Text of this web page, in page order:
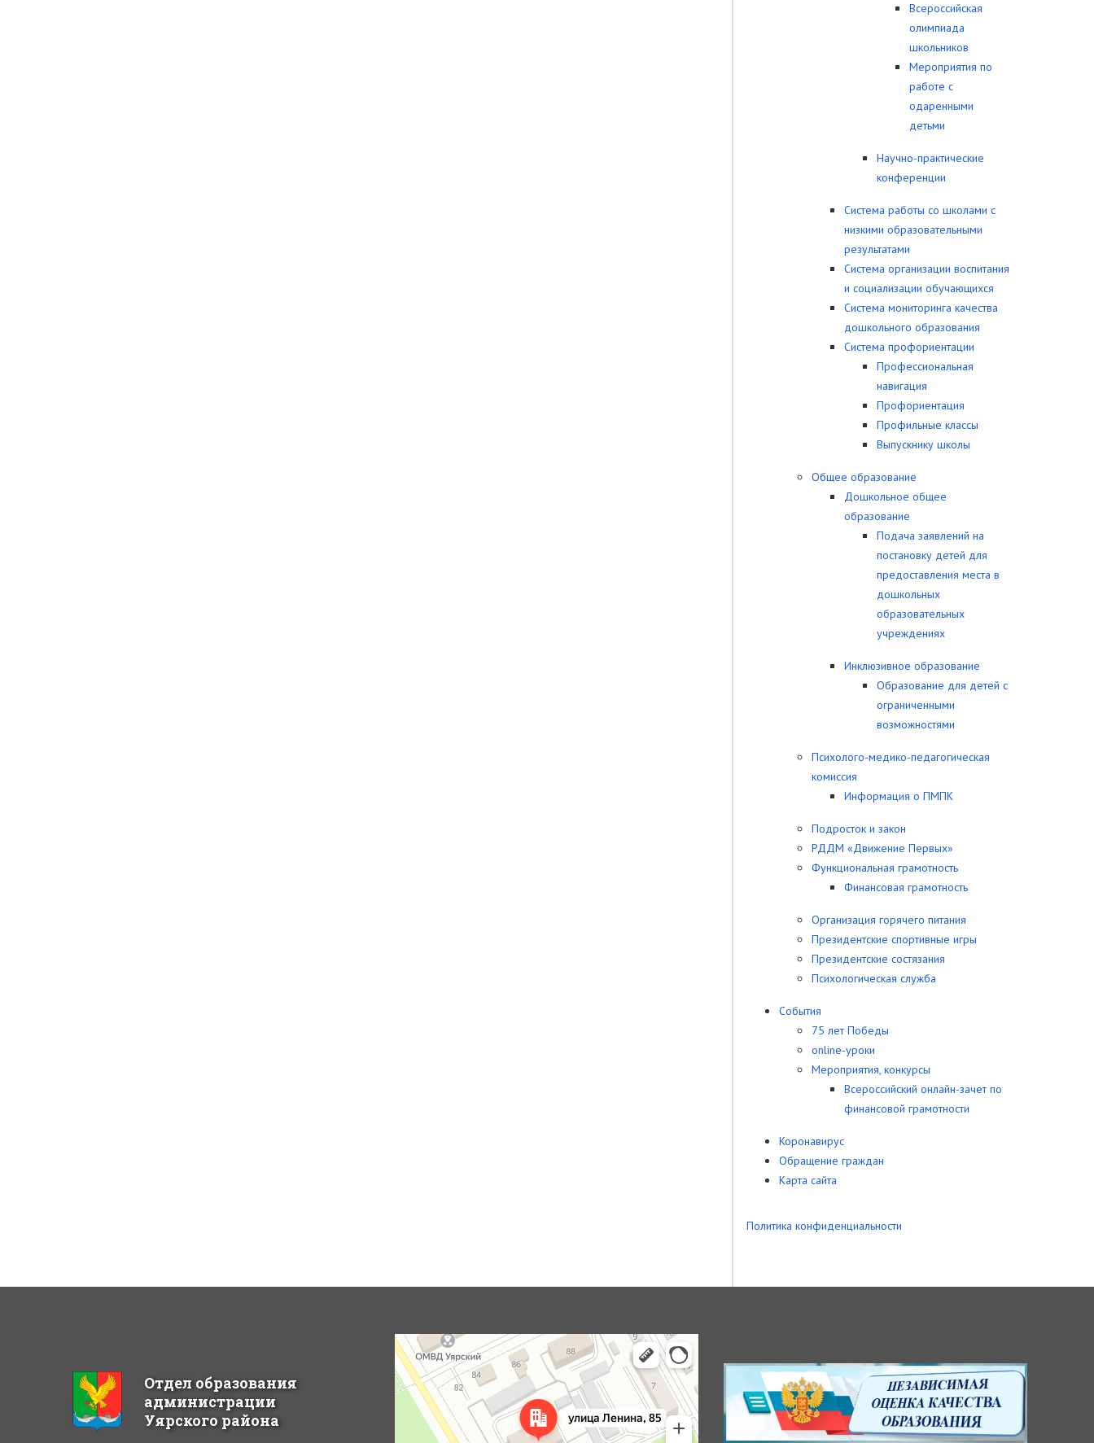
Всероссийская
олимпиада
школьников
Мероприятия по
работе с
одаренными
детьми
Научно-практические
конференции
Система работы со школами с
низкими образовательными
результатами
Система организации воспитания
и социализации обучающихся
Система мониторинга качества
дошкольного образования
Система профориентации
Профессиональная
навигация
Профориентация
Профильные классы
Выпускнику школы
Общее образование
Дошкольное общее
образование
Подача заявлений на
постановку детей для
предоставления места в
дошкольных
образовательных
учреждениях
Инклюзивное образование
Образование для детей с
ограниченными
возможностями
Психолого-медико-педагогическая
комиссия
Информация о ПМПК
Подросток и закон
РДДМ «Движение Первых»
Функциональная грамотность
Финансовая грамотность
Организация горячего питания
Президентские спортивные игры
Президентские состязания
Психологическая служба
События
75 лет Победы
online-уроки
Мероприятия, конкурсы
Всероссийский онлайн-зачет по
финансовой грамотности
Коронавирус
Обращение граждан
Карта сайта
Политика конфиденциальности
Отдел образования
администрации
Уярского района
Уяр
Улица Ленина, 85 — Яндекс Карты